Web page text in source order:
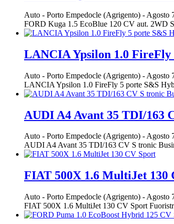
Auto - Porto Empedocle (Agrigento) - Agosto
FORD Kuga 1.5 EcoBlue 120 CV aut. 2WD
LANCIA Ypsilon 1.0
Auto - Porto Empedocle (Agrigento) - Agosto
LANCIA Ypsilon 1.0 FireFly 5 porte S&S
AUDI A4 Avant 35 TDI/163
Auto - Porto Empedocle (Agrigento) -Agosto
AUDI A4 Avant 35 TDI/163 CV S tronic
FIAT 500X 1.6 MultiJet 130
Auto - Porto Empedocle (Agrigento) - Agosto
FIAT 500X 1.6 MultiJet 130 CV Sport